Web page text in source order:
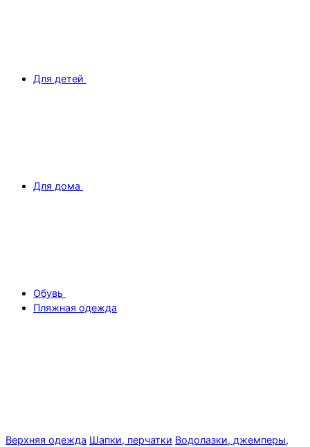
Для детей
Для дома
Обувь
Пляжная одежда
Верхняя одежда Шапки, перчатки Водолазки, джемперы,